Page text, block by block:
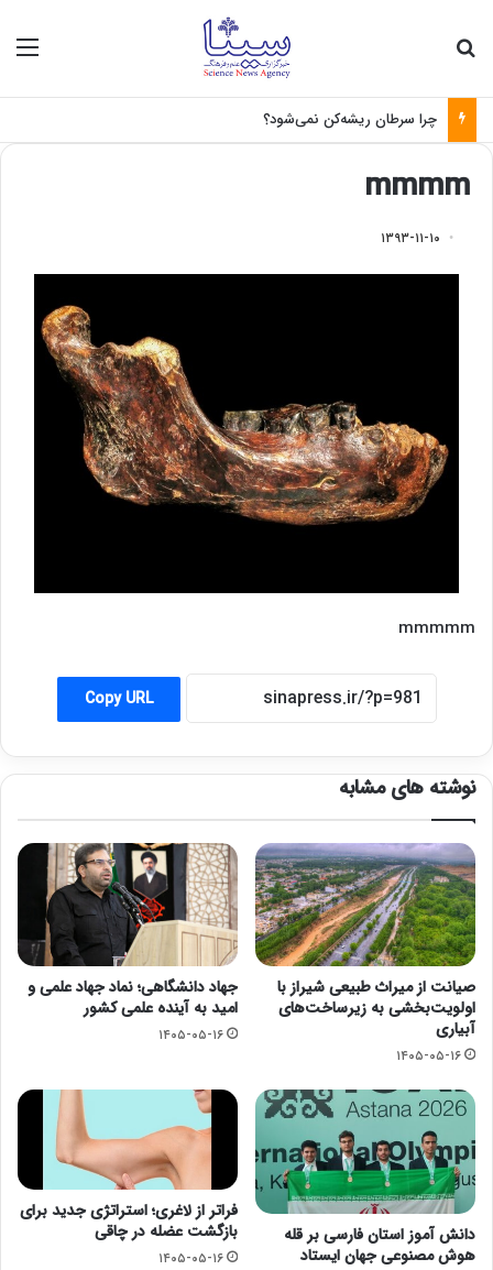
چرا سرطان ریشه‌کن نمی‌شود؟
mmmm
۱۳۹۳-۱۱-۱۰
mmmmm
Copy URL
نوشته های مشابه
صیانت از میراث طبیعی شیراز با
اولویت‌بخشی به زیرساخت‌های
آبیاری
۱۴۰۵-۰۵-۱۶
جهاد دانشگاهی؛ نماد جهاد علمی و
امید به آینده علمی کشور
۱۴۰۵-۰۵-۱۶
دانش آموز استان فارسی بر قله
هوش مصنوعی جهان ایستاد
فراتر از لاغری؛ استراتژی جدید برای
بازگشت عضله در چاقی
۱۴۰۵-۰۵-۱۶